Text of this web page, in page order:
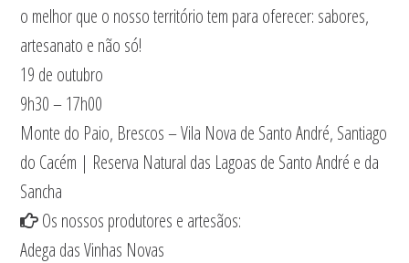
o melhor que o nosso território tem para oferecer: sabores,
artesanato e não só!
19 de outubro
9h30 – 17h00
Monte do Paio, Brescos – Vila Nova de Santo André, Santiago
do Cacém | Reserva Natural das Lagoas de Santo André e da
Sancha
Os nossos produtores e artesãos:
Adega das Vinhas Novas